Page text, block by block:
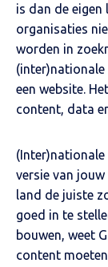
is dan de eigen
organisaties
worden in
(inter)nationale
een website.
content, data
(Inter)nationale
versie van
land de juiste
goed in te
bouwen, weet
content